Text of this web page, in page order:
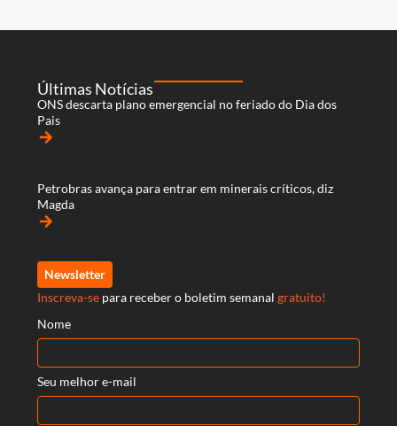
Últimas Notícias
ONS descarta plano emergencial no feriado do Dia dos
Pais
arrow_forward
Petrobras avança para entrar em minerais críticos, diz
Magda
arrow_forward
Newsletter
Inscreva-se para receber o boletim semanal gratuito!
Nome
Seu melhor e-mail